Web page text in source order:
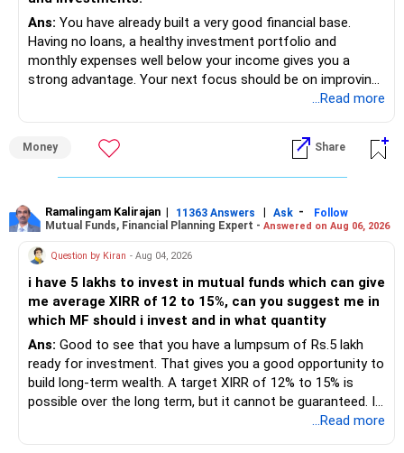
Ans: You have already built a very good financial base.
Having no loans, a healthy investment portfolio and
monthly expenses well below your income gives you a
strong advantage. Your next focus should be on improving
long-term wealth through disciplined SIPs and regular
» My Assessment
– Mutual funds of Rs.35 lakhs provide long-term growth.
– Shares worth Rs.20 lakhs can create wealth if the
portfolio quality is good.
– Government bonds of Rs.60 lakhs give stability and
regular income.
– No debt is a big positive.
– Monthly expenses of around Rs.25,000 are well under
...Read more
Money Share
Ramalingam Kalirajan | 11363 Answers | Ask -
Follow
Mutual Funds, Financial Planning Expert - Answered on Aug 06, 2026
Question by Kiran - Aug 04, 2026
i have 5 lakhs to invest in mutual funds which can give
me average XIRR of 12 to 15%, can you suggest me in
which MF should i invest and in what quantity
Ans: Good to see that you have a lumpsum of Rs.5 lakh
ready for investment. That gives you a good opportunity to
build long-term wealth. A target XIRR of 12% to 15% is
possible over the long term, but it cannot be guaranteed. It
depends on market conditions, investment period and...Read more